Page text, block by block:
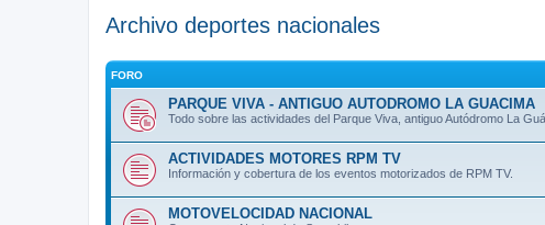
Archivo deportes nacionales
FORO
PARQUE VIVA - ANTIGUO AUTODROMO LA GUACIMA
Todo sobre las actividades del Parque Viva, antiguo Autódromo La
ACTIVIDADES MOTORES RPM TV
Información y cobertura de los eventos motorizados de RPM TV.
MOTOVELOCIDAD NACIONAL